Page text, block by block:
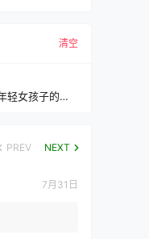
清空
轻女孩子的手
PREV NEXT
7月31日